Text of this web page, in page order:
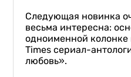
Следующая новинка
весьма интересна:
одноименной колонке
Times сериал-
любовь».